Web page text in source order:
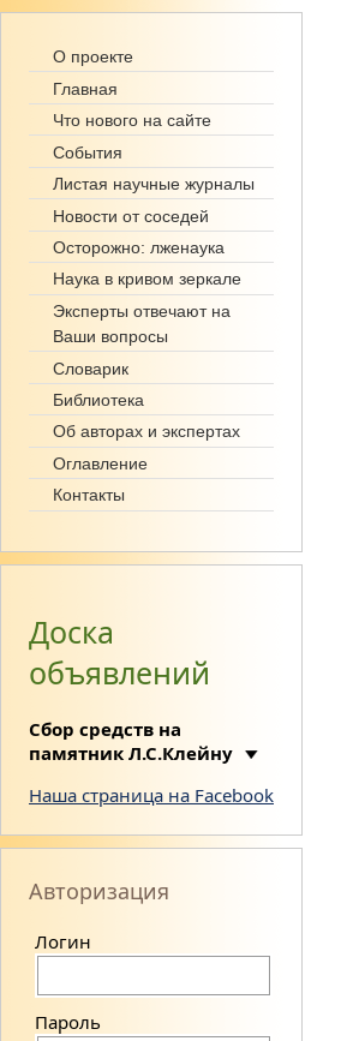
О проекте
Главная
Что нового на сайте
События
Листая научные журналы
Новости от соседей
Осторожно: лженаука
Наука в кривом зеркале
Эксперты отвечают на
Ваши вопросы
Словарик
Библиотека
Об авторах и экспертах
Оглавление
Контакты
Доска
объявлений
Сбор средств на
памятник Л.С.Клейну
Наша страница на Facebook
Авторизация
Логин
Пароль